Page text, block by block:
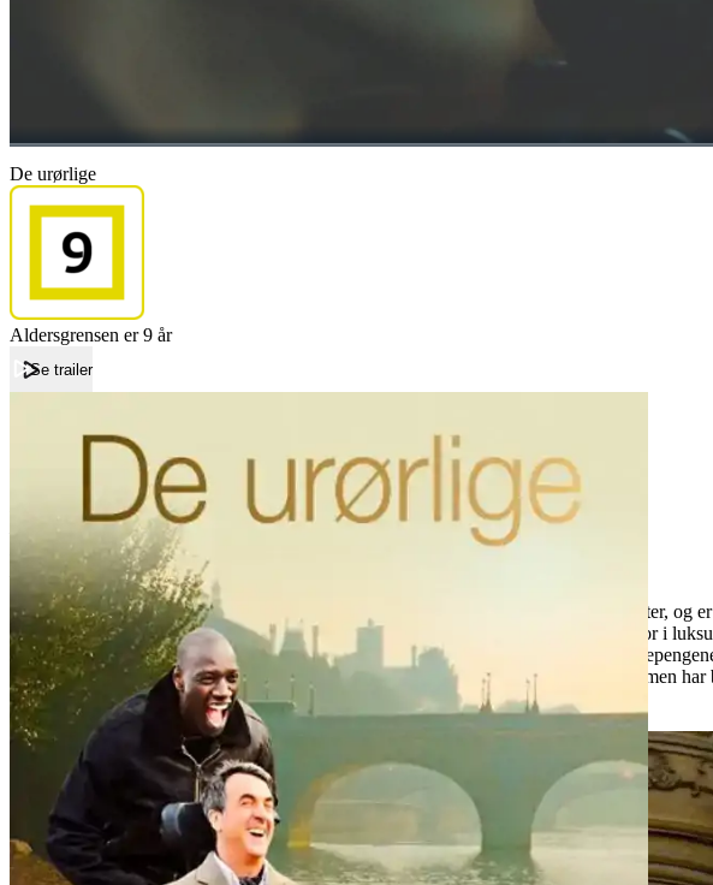
De urørlige
Aldersgrensen er 9 år
Se trailer
Leverandør:
Norgesfilm AS
De urørlige er en oppløftende komedie om vennskap, tillit og menneskelige muligheter,
nakken og ned etter en paragliderulykke og må leve resten av livet i rullestol. Han bor i
har søkt på jobben fordi han må vise at han er aktiv arbeidssøker for å beholde
ikke ville hatt noe til felles. De urørlige er basert på en utrolig, men sann historie. Filmen
av 20 millioner franskmenn ble dessuten valgt til deres Oscar-kandidat.
Publisert
18.09.2024